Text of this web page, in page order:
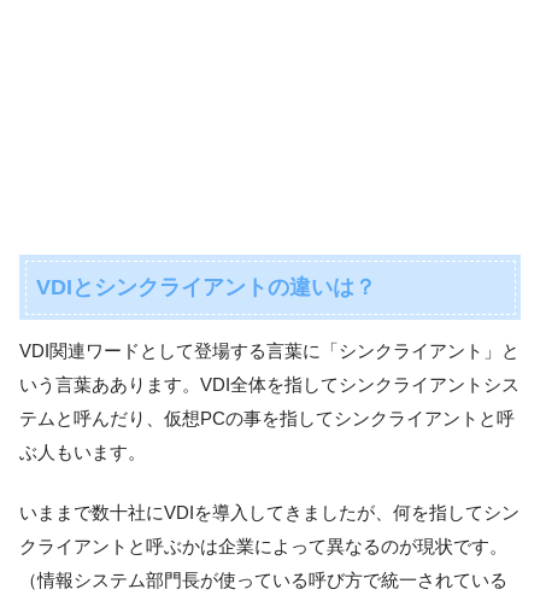
VDIとシンクライアントの違いは？
VDI関連ワードとして登場する言葉に「シンクライアント」と
いう言葉ああります。VDI全体を指してシンクライアントシス
テムと呼んだり、仮想PCの事を指してシンクライアントと呼
ぶ人もいます。
いままで数十社にVDIを導入してきましたが、何を指してシン
クライアントと呼ぶかは企業によって異なるのが現状です。
（情報システム部門長が使っている呼び方で統一されている